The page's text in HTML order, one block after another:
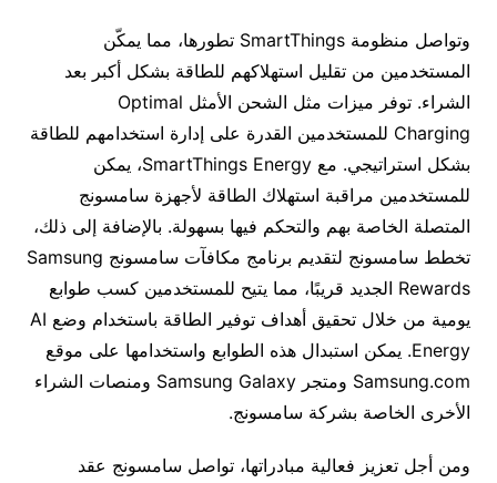
وتواصل منظومة SmartThings تطورها، مما يمكّن
المستخدمين من تقليل استهلاكهم للطاقة بشكل أكبر بعد
الشراء. توفر ميزات مثل الشحن الأمثل Optimal
Charging للمستخدمين القدرة على إدارة استخدامهم للطاقة
بشكل استراتيجي. مع SmartThings Energy، يمكن
للمستخدمين مراقبة استهلاك الطاقة لأجهزة سامسونج
المتصلة الخاصة بهم والتحكم فيها بسهولة. بالإضافة إلى ذلك،
تخطط سامسونج لتقديم برنامج مكافآت سامسونج Samsung
Rewards الجديد قريبًا، مما يتيح للمستخدمين كسب طوابع
يومية من خلال تحقيق أهداف توفير الطاقة باستخدام وضع AI
Energy. يمكن استبدال هذه الطوابع واستخدامها على موقع
Samsung.com ومتجر Samsung Galaxy ومنصات الشراء
الأخرى الخاصة بشركة سامسونج.
ومن أجل تعزيز فعالية مبادراتها، تواصل سامسونج عقد